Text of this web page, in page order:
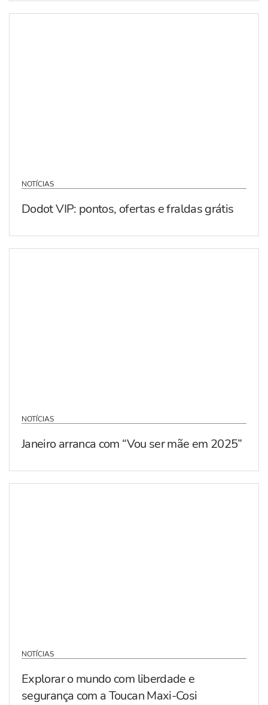
NOTÍCIAS
Dodot VIP: pontos, ofertas e fraldas grátis
NOTÍCIAS
Janeiro arranca com “Vou ser mãe em 2025”
NOTÍCIAS
Explorar o mundo com liberdade e
segurança com a Toucan Maxi-Cosi